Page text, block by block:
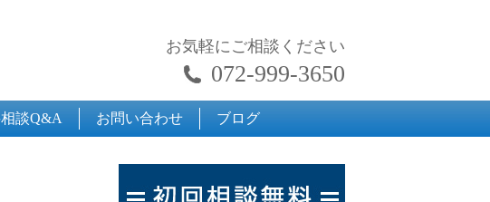
お気軽にご相談ください
072-999-3650
談Q&A お問い合わせ ブログ